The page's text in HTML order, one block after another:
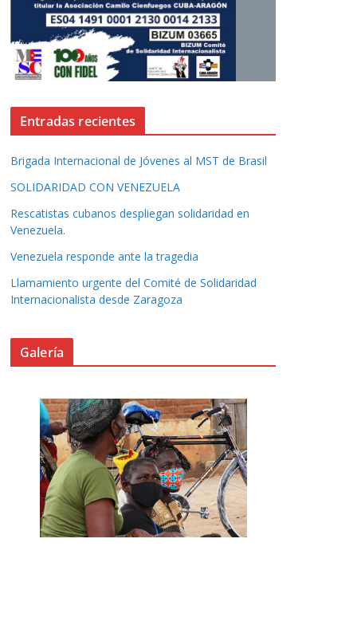
Entradas recientes
Brigada Internacional de Jóvenes al MST de Brasil
SOLIDARIDAD CON VENEZUELA
Rescatistas cubanos despliegan solidaridad en
Venezuela.
Venezuela responde ante la tragedia
Llamamiento urgente del Comité de Solidaridad
Internacionalista desde Zaragoza
Galería